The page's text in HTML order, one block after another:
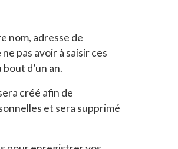
nom, adresse de
pas avoir à saisir ces
d’un an.
créé afin de
et sera supprimé